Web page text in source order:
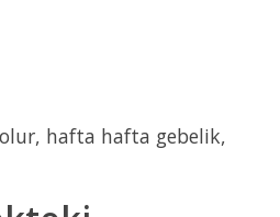
hafta hafta gebelik,